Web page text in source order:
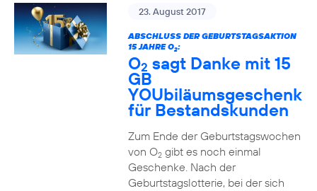
23. August 2017
ABSCHLUSS DER GEBURTSTAGSAKTION
15 JAHRE O2:
O2 sagt Danke mit 15
GB
YOUbiläumsgeschenk
für Bestandskunden
Zum Ende der Geburtstagswochen
von O2gibt es noch einmal
Geschenke. Nach der
Geburtstagslotterie, bei der sich